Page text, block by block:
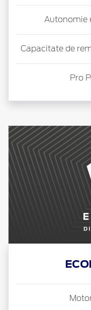
Autonomie
Capacitate de
Pro